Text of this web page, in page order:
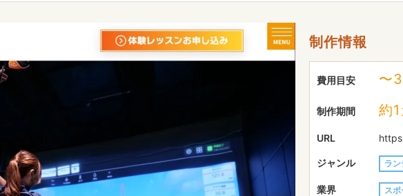
制作情報
費用目安 〜
制作期間 約1
URL
ジャンル ラ
業界 ス